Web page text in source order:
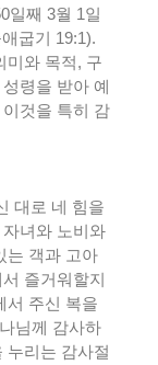
일째 3월 1일
굽기 19:1).
미와 목적, 구
령을 받아 예
이것을 특히 감
대로 네 힘을
녀와 노비와
는 객과 고아
즐거워할지
서 주신 복을
님께 감사하
누리는 감사절